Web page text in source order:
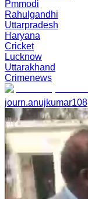
Pmmodi
Rahulgandhi
Uttarpradesh
Haryana
Cricket
Lucknow
Uttarakhand
Crimenews
journ.anujkumar108